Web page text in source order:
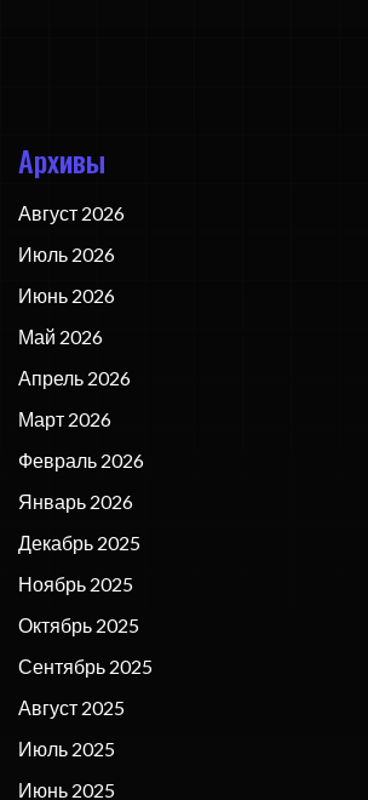
Архивы
Август 2026
Июль 2026
Июнь 2026
Май 2026
Апрель 2026
Март 2026
Февраль 2026
Январь 2026
Декабрь 2025
Ноябрь 2025
Октябрь 2025
Сентябрь 2025
Август 2025
Июль 2025
Июнь 2025